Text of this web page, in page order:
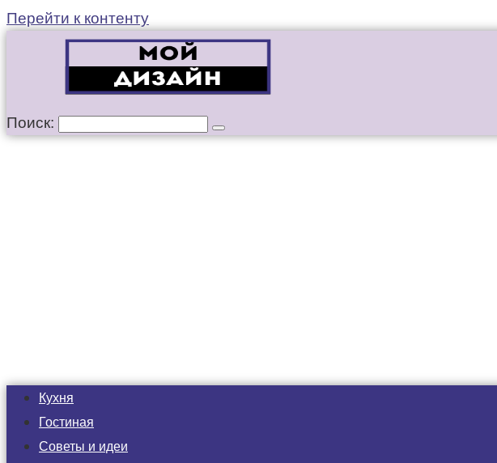
Перейти к контенту
Поиск:
Кухня
Гостиная
Советы и идеи